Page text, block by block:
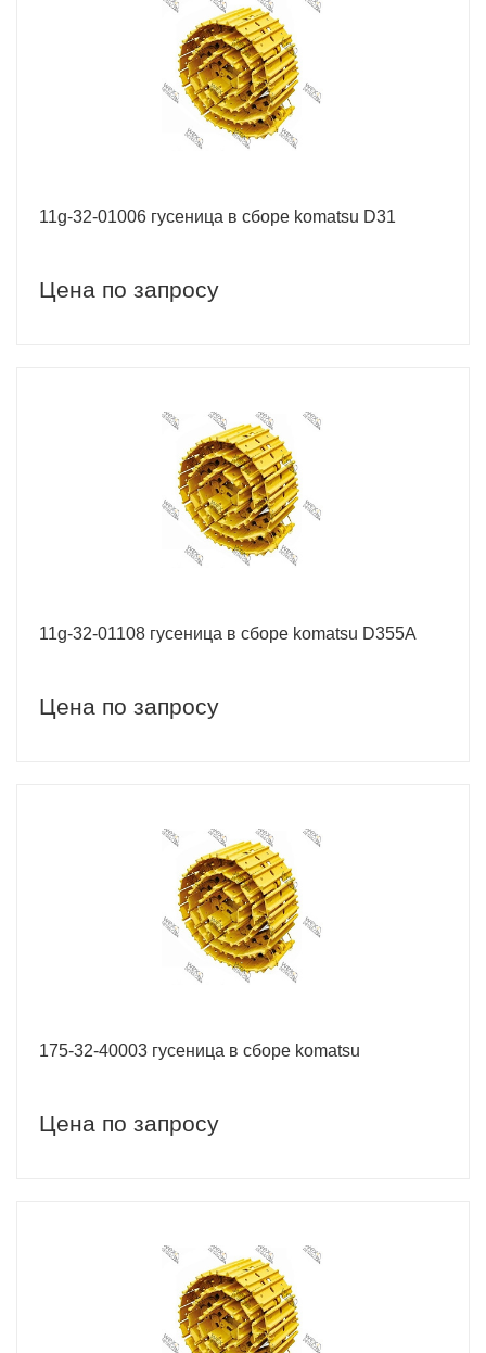
11g-32-01006 гусеница в сборе komatsu D31
Цена по запросу
11g-32-01108 гусеница в сборе komatsu D355A
Цена по запросу
175-32-40003 гусеница в сборе komatsu
Цена по запросу